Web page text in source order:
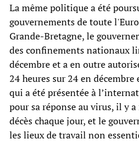
La même politique a été
gouvernements de toute
Grande-Bretagne, le
des confinements nationaux
décembre et a en outre
24 heures sur 24 en
qui a été présentée à
pour sa réponse au virus, il y
décès chaque jour, et le
les lieux de travail non